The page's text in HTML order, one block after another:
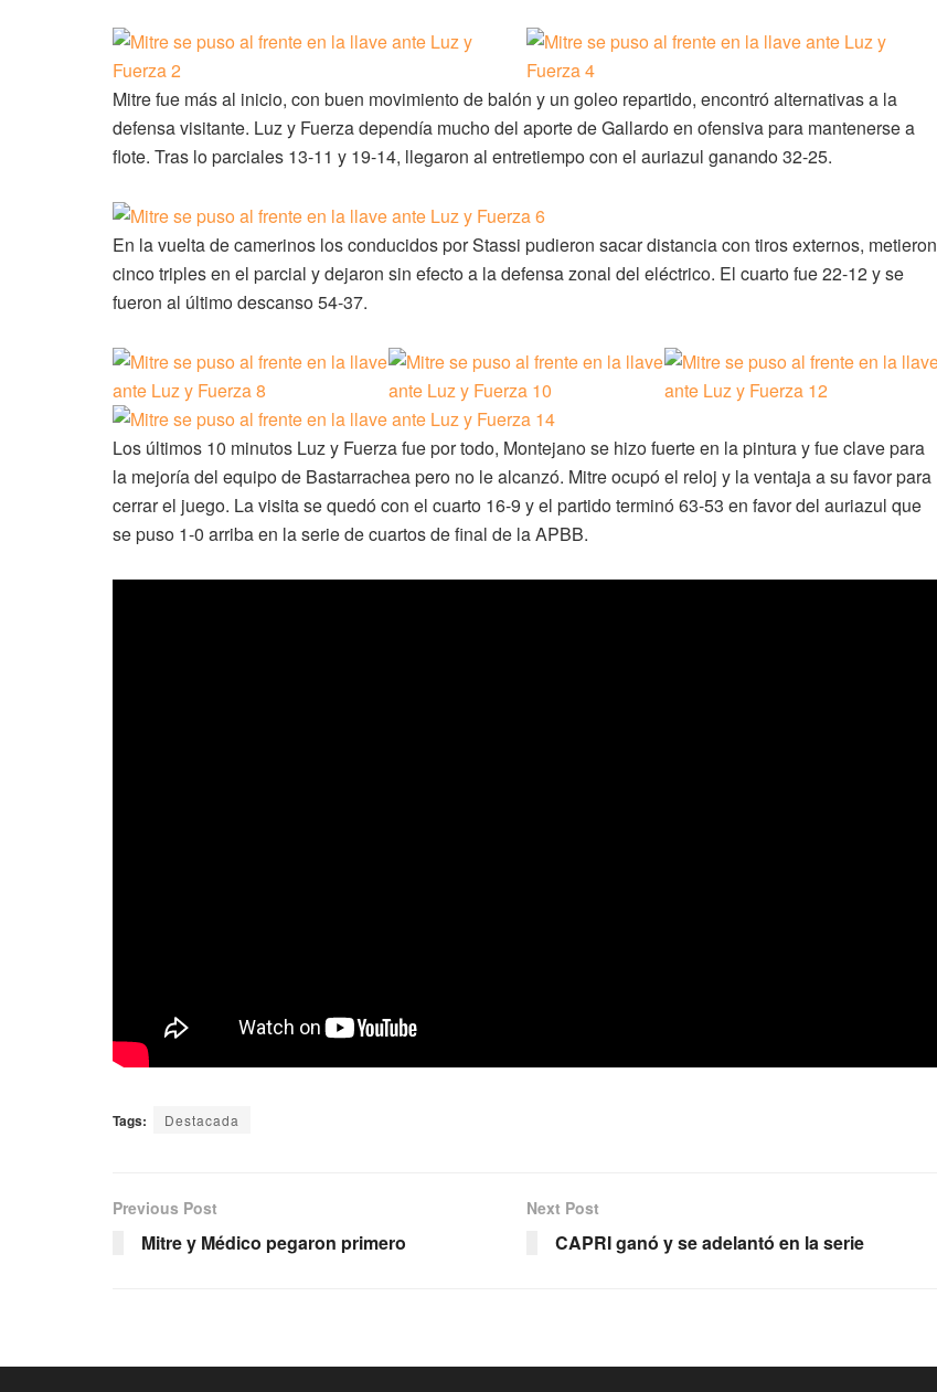
Mitre fue más al inicio, con buen movimiento de balón y un goleo repartido, encontró alternativas a la
defensa visitante. Luz y Fuerza dependía mucho del aporte de Gallardo en ofensiva para mantenerse a
flote. Tras lo parciales 13-11 y 19-14, llegaron al entretiempo con el auriazul ganando 32-25.
En la vuelta de camerinos los conducidos por Stassi pudieron sacar distancia con tiros externos, metieron
cinco triples en el parcial y dejaron sin efecto a la defensa zonal del eléctrico. El cuarto fue 22-12 y se
fueron al último descanso 54-37.
Los últimos 10 minutos Luz y Fuerza fue por todo, Montejano se hizo fuerte en la pintura y fue clave para
la mejoría del equipo de Bastarrachea pero no le alcanzó. Mitre ocupó el reloj y la ventaja a su favor para
cerrar el juego. La visita se quedó con el cuarto 16-9 y el partido terminó 63-53 en favor del auriazul que
se puso 1-0 arriba en la serie de cuartos de final de la APBB.
Tags: Destacada
Previous Post
Mitre y Médico pegaron primero
Next Post
CAPRI ganó y se adelantó en la serie